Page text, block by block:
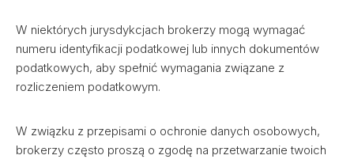
W niektórych jurysdykcjach brokerzy mogą wymagać
numeru identyfikacji podatkowej lub innych dokumentów
podatkowych, aby spełnić wymagania związane z
rozliczeniem podatkowym.
W związku z przepisami o ochronie danych osobowych,
brokerzy często proszą o zgodę na przetwarzanie twoich